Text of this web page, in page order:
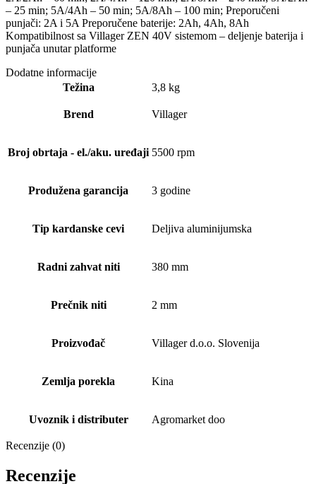
– 25 min; 5A/4Ah – 50 min; 5A/8Ah – 100 min; Preporučeni
punjači: 2A i 5A Preporučene baterije: 2Ah, 4Ah, 8Ah
Kompatibilnost sa Villager ZEN 40V sistemom – deljenje baterija i
punjača unutar platforme
Dodatne informacije
Težina
3,8 kg
Brend Villager
Broj obrtaja - el./aku. uređaji 5500 rpm
Produžena garancija 3 godine
Tip kardanske cevi Deljiva aluminijumska
Radni zahvat niti 380 mm
Prečnik niti 2 mm
Proizvođač Villager d.o.o. Slovenija
Zemlja porekla Kina
Uvoznik i distributer Agromarket doo
Recenzije (0)
Recenzije